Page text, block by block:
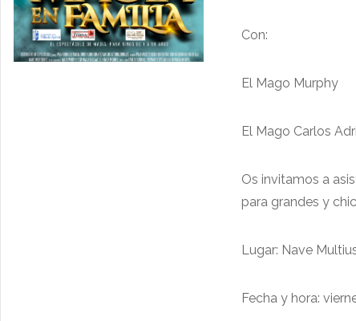
Con:
El Mago Murphy
El Mago Carlos
Os invitamos a
para grandes y
Lugar: Nave
Fecha y hora: